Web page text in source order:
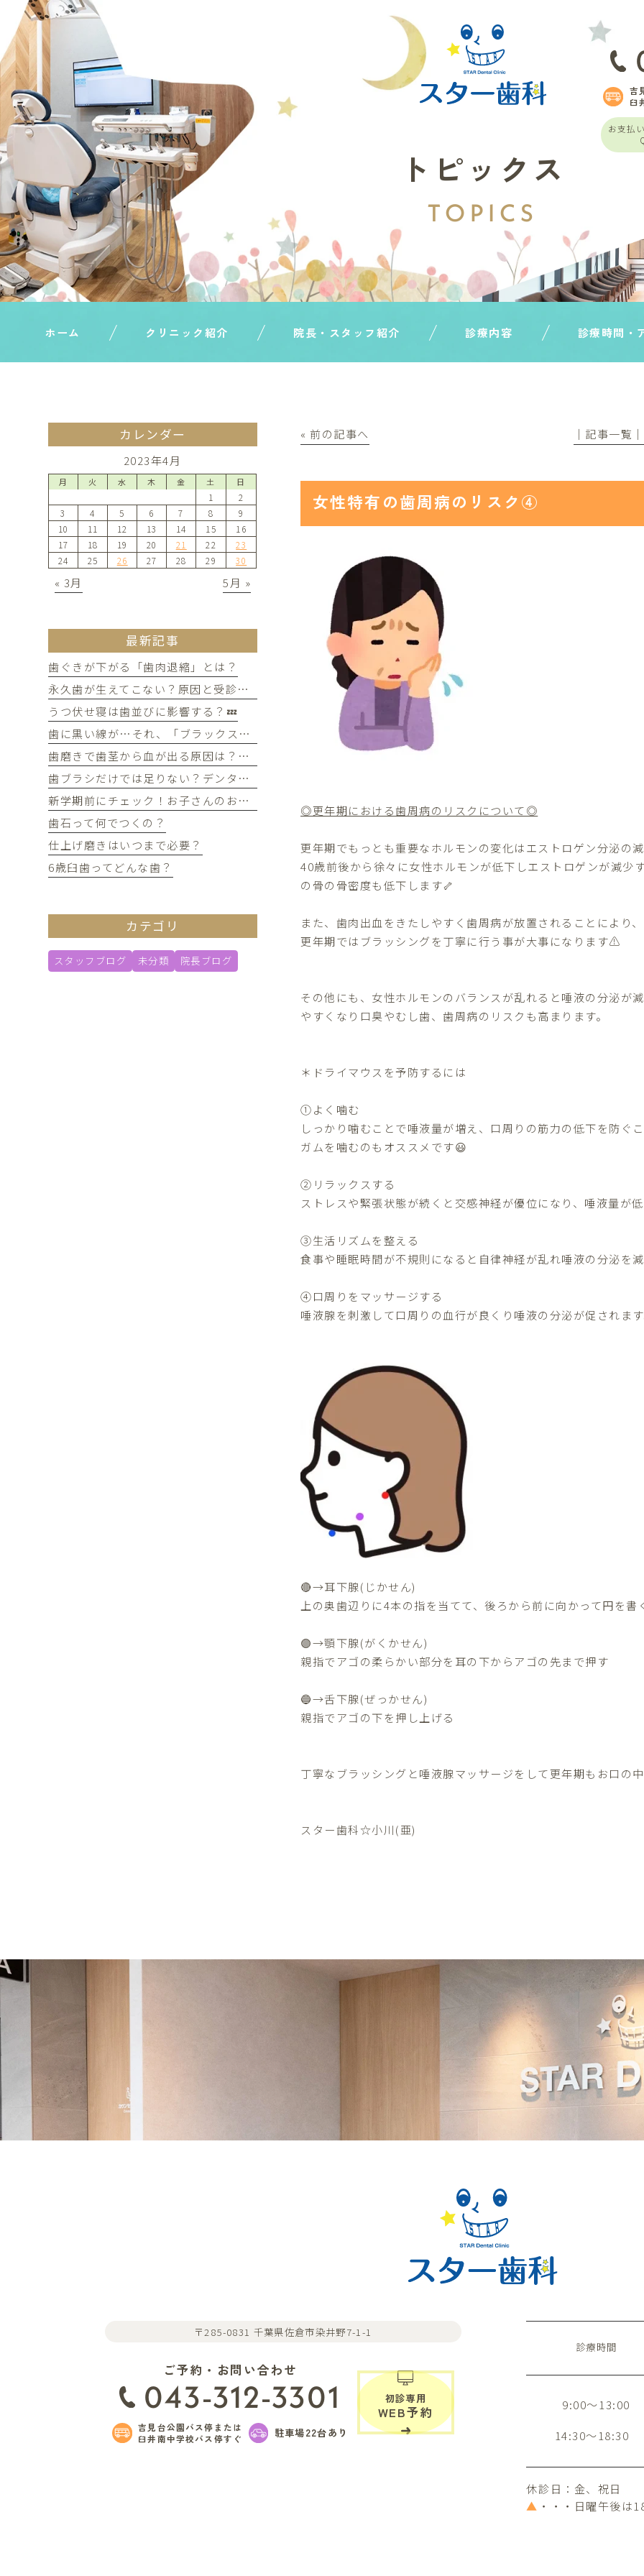
吉
臼
お支払
トピックス
TOPICS
ホーム クリニック紹介 院長・スタッフ紹介 診療内容 診療時間・
« 前の記事へ │記事一覧│
女性特有の歯周病のリスク④
◎更年期における歯周病のリスクについて◎
更年期でもっとも重要なホルモンの変化はエストロゲン分泌の減
40歳前後から徐々に女性ホルモンが低下しエストロゲンが減少
の骨の骨密度も低下します🦴
また、歯肉出血をきたしやすく歯周病が放置されることにより
更年期ではブラッシングを丁寧に行う事が大事になります⚠️
その他にも、女性ホルモンのバランスが乱れると唾液の分泌が
やすくなり口臭やむし歯、歯周病のリスクも高まります。
＊ドライマウスを予防するには
①よく噛む
しっかり噛むことで唾液量が増え、口周りの筋力の低下を防ぐこ
ガムを噛むのもオススメです😃
②リラックスする
ストレスや緊張状態が続くと交感神経が優位になり、唾液量が低
③生活リズムを整える
食事や睡眠時間が不規則になると自律神経が乱れ唾液の分泌を減
④口周りをマッサージする
唾液腺を刺激して口周りの血行が良くり唾液の分泌が促されます
🔴→耳下腺(じかせん)
上の奥歯辺りに4本の指を当てて、後ろから前に向かって円を
🟣→顎下腺(がくかせん)
親指でアゴの柔らかい部分を耳の下からアゴの先まで押す
🔵→舌下腺(ぜっかせん)
親指でアゴの下を押し上げる
丁寧なブラッシングと唾液腺マッサージをして更年期もお口の
スター歯科☆小川(亜)
カレンダー
2023年4月
月 火 水 木 金 土 日
1
2
3
4 5 6 7 8
9
10
11 12 13 14 15
16
17
18 19 20 21 22
23
24
25 26 27 28 29 30
« 3月 5月 »
最新記事
歯ぐきが下がる「歯肉退縮」とは？
永久歯が生えてこない？原因と受診のタイミングについて
うつ伏せ寝は歯並びに影響する？💤
歯に黒い線が…それ、「ブラックステイン」かもしれません！
歯磨きで歯茎から血が出る原因は？痛みがなくても受診すべき判断基準
歯ブラシだけでは足りない？デンタルフロスを使うメリット
新学期前にチェック！お子さんのお口の健康、大丈夫？
歯石って何でつくの？
仕上げ磨きはいつまで必要？
6歳臼歯ってどんな歯？
カテゴリ
スタッフブログ 未分類 院長ブログ
〒285-0831 千葉県佐倉市染井野7-1-1
ご予約・お問い合わせ
043-312-3301
吉見台公園バス停または
臼井南中学校バス停すぐ
駐車場22台あり
初診専用
WEB予約
診療時間
9:00～13:00
14:30～18:30
休診日：金、祝日
▲ ・・・日曜午後は